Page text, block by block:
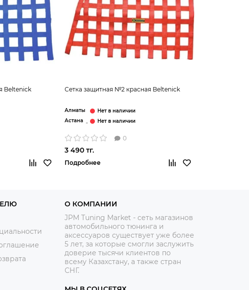
Beltenick Сетка защитная №2 красная Beltenick
Алматы
Астана
0
3 490 тг.
Подробнее
О КОМПАНИИ
JPM Tuning Market - сеть магазинов
автомобильного тюнинга и
аксессуаров существует уже более
5 лет, за которые смогли заслужить
доверие тысячи клиентов по
всему Казахстану, а также стран
СНГ.